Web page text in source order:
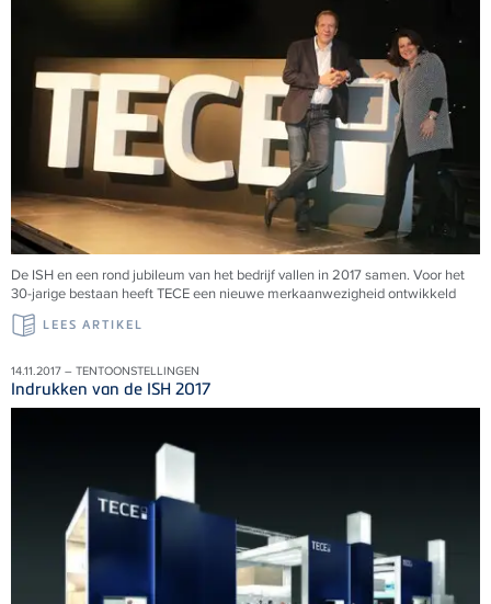
De ISH en een rond jubileum van het bedrijf vallen in 2017 samen. Voor het
30-jarige bestaan heeft TECE een nieuwe merkaanwezigheid ontwikkeld
LEES ARTIKEL
14.11.2017 – TENTOONSTELLINGEN
Indrukken van de ISH 2017